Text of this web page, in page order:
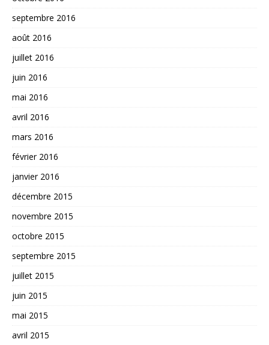
septembre 2016
août 2016
juillet 2016
juin 2016
mai 2016
avril 2016
mars 2016
février 2016
janvier 2016
décembre 2015
novembre 2015
octobre 2015
septembre 2015
juillet 2015
juin 2015
mai 2015
avril 2015